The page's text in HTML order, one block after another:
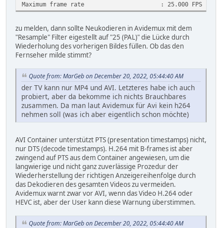
Maximum frame rate : 25.000 FPS
zu melden, dann sollte Neukodieren in Avidemux mit dem
"Resample" Filter eigestellt auf "25 (PAL)" die Lücke durch
Wiederholung des vorherigen Bildes füllen. Ob das den
Fernseher milde stimmt?
Quote from: MarGeb on December 20, 2022, 05:44:40 AM
der TV kann nur MP4 und AVI. Letzteres habe ich auch
probiert, aber da bekomme ich nichts Brauchbares
zusammen. Da man laut Avidemux für Avi kein h264
nehmen soll (was ich aber eigentlich schon möchte)
AVI Container unterstützt PTS (presentation timestamps) nicht,
nur DTS (decode timestamps). H.264 mit B-frames ist aber
zwingend auf PTS aus dem Container angewiesen, um die
langwierige und nicht ganz zuverlässige Prozedur der
Wiederherstellung der richtigen Anzeigereihenfolge durch
das Dekodieren des gesamten Videos zu vermeiden.
Avidemux warnt zwar vor AVI, wenn das Video H.264 oder
HEVC ist, aber der User kann diese Warnung überstimmen.
Quote from: MarGeb on December 20, 2022, 05:44:40 AM